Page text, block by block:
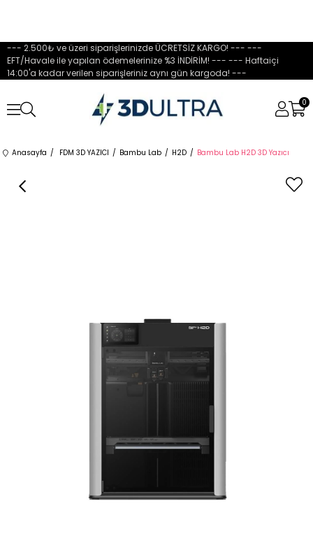
--- 2.500₺ ve üzeri siparişlerinizde ÜCRETSİZ KARGO! --- ---
EFT/Havale ile yapılan ödemelerinize %3 İNDİRİM! --- --- Haftaiçi
14:00'a kadar verilen siparişleriniz aynı gün kargoda! ---
0
Anasayfa FDM 3D YAZICI Bambu Lab H2D Bambu Lab H2D 3D Yazıcı